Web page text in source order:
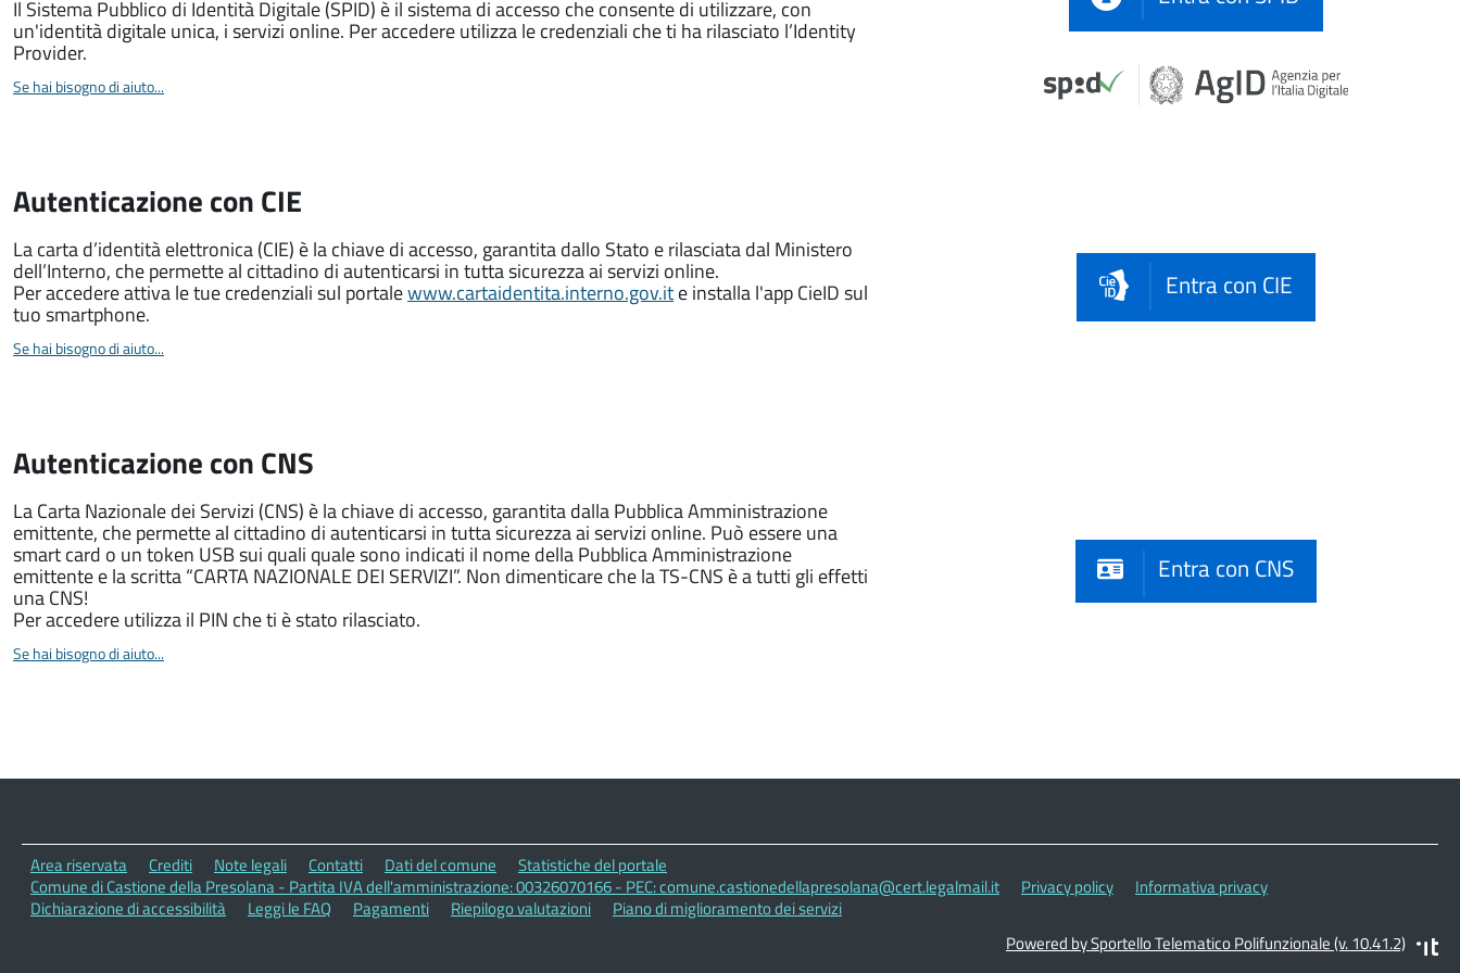
Il Sistema Pubblico di Identità Digitale (SPID) è il sistema di accesso che consente di utilizzare, con
un'identità digitale unica, i servizi online. Per accedere utilizza le credenziali che ti ha rilasciato l’Identity
Provider.
Se hai bisogno di aiuto...
Autenticazione con CIE
La carta d’identità elettronica (CIE) è la chiave di accesso, garantita dallo Stato e rilasciata dal Ministero
dell’Interno, che permette al cittadino di autenticarsi in tutta sicurezza ai servizi online.
Per accedere attiva le tue credenziali sul portalewww.cartaidentita.interno.gov.ite installa l'app CieID sul
tuo smartphone.
Se hai bisogno di aiuto...
Entra con CIE
Autenticazione con CNS
La Carta Nazionale dei Servizi (CNS) è la chiave di accesso, garantita dalla Pubblica Amministrazione
emittente, che permette al cittadino di autenticarsi in tutta sicurezza ai servizi online. Può essere una
smart card o un token USB sui quali quale sono indicati il nome della Pubblica Amministrazione
emittente e la scritta “CARTA NAZIONALE DEI SERVIZI”. Non dimenticare che la TS-CNS è a tutti gli effetti
una CNS!
Per accedere utilizza il PIN che ti è stato rilasciato.
Se hai bisogno di aiuto...
Entra con CNS
Area riservata Crediti Note legali Contatti Dati del comune
Statistiche del portale
Comune di Castione della Presolana - Partita IVA dell'amministrazione: 00326070166 - PEC: comune.castionedellapresolana@cert.legalmail.it
Privacy policy
Informativa privacy
Dichiarazione di accessibilità
Leggi le FAQ Pagamenti Riepilogo valutazioni
Piano di miglioramento dei servizi
Powered by Sportello Telematico Polifunzionale (v. 10.41.2)